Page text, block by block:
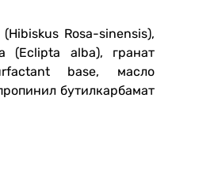
Rosa-sinensis),
(Eclipta alba), гранат
base, масло
бутилкарбамат